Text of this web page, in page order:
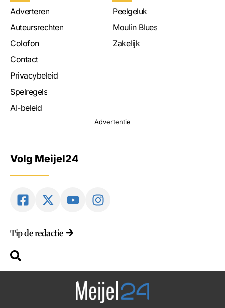
Adverteren
Auteursrechten
Colofon
Contact
Privacybeleid
Spelregels
AI-beleid
Peelgeluk
Moulin Blues
Zakelijk
Advertentie
Volg Meijel24
Tip de redactie